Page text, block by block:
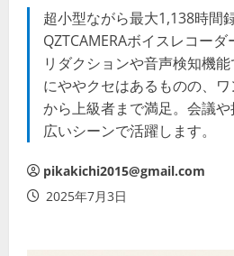
超小型ながら最大1,138時間
QZTCAMERAボイスレコー
リダクションや音声検知機
にややクセはあるものの、
から上級者まで満足。会議
広いシーンで活躍します。
pikakichi2015@gmail.com
2025年7月3日